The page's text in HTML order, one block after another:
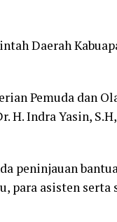
Daerah
Pemuda dan
H. Indra Yasin,
peninjauan
para asisten serta